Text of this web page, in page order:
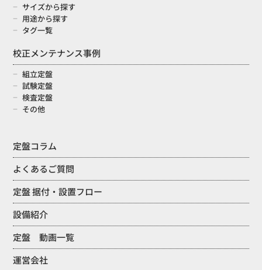
サイズから探す
用途から探す
タグ一覧
校正メンテナンス事例
組立定盤
試験定盤
検査定盤
その他
定盤コラム
よくあるご質問
定盤 据付・設置フロー
設備紹介
定盤 動画一覧
運営会社